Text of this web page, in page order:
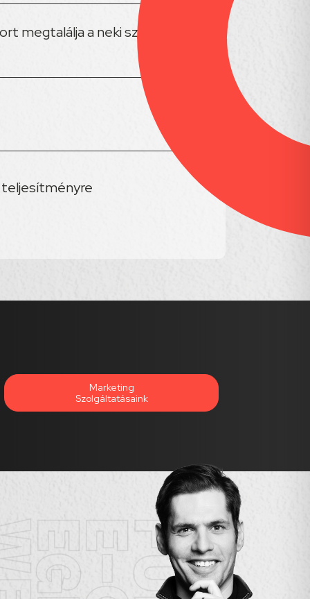
megtalálja a neki szánt
teljesítményre
Marketing
Szolgáltatásaink